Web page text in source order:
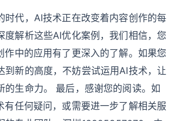
时代，AI技术正在改变着内容创作的每
度解析这些AI优化案例，我们相信，您
作中的应用有了更深入的了解。如果您
到新的高度，不妨尝试运用AI技术，让
的生命力。 最后，感谢您的阅读。如
有任何疑问，或需要进一步了解相关服